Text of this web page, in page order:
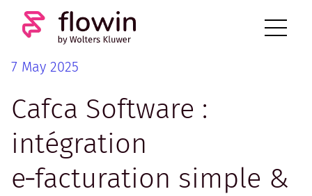
7 May 2025
Cafca Software :
intégration
e‑facturation simple &